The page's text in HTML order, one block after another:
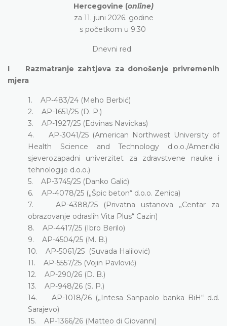
Hercegovine (online)
za 11. juni 2026. godine
s početkom u 9:30
Dnevni red:
I Razmatranje zahtjeva za donošenje privremenih
mjera
1. AP-483/24 (Meho Berbić)
2. AP-1651/25 (D. P.)
3. AP-1927/25 (Edvinas Navickas)
4. AP-3041/25 (American Northwest University of
Health Science and Technology d.o.o./Američki
sjeverozapadni univerzitet za zdravstvene nauke i
tehnologije d.o.o.)
5. AP-3745/25 (Danko Galić)
6. AP-4078/25 („Špic beton“ d.o.o. Zenica)
7. AP-4388/25 (Privatna ustanova „Centar za
obrazovanje odraslih Vita Plus“ Cazin)
8. AP-4417/25 (Ibro Berilo)
9. AP-4504/25 (M. B.)
10. AP-5061/25 (Suvada Halilović)
11. AP-5557/25 (Vojin Pavlović)
12. AP-290/26 (D. B.)
13. AP-948/26 (S. P.)
14. AP-1018/26 („Intesa Sanpaolo banka BiH“ d.d.
Sarajevo)
15. AP-1366/26 (Matteo di Giovanni)